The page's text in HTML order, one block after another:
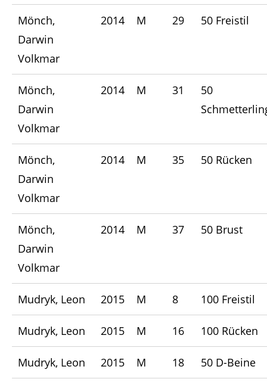
Mönch,
Darwin
Volkmar
2014 M 29 50 Freistil
Mönch,
Darwin
Volkmar
2014 M 31
50
Mönch,
Darwin
Volkmar
2014 M 35 50 Rücken
Mönch,
Darwin
Volkmar
2014 M 37 50 Brust
Mudryk, Leon 2015 M 8 100 Freistil
Mudryk, Leon 2015 M 16 100 Rücken
Mudryk, Leon 2015 M 18 50 D-Beine